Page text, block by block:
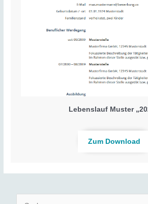
Lebenslauf Muster
Zum Download